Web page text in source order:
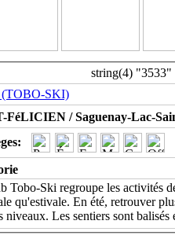
string(4) "3533"
SKI)
FéLICIEN / Saguenay-Lac-
Tobo-Ski regroupe les activités
qu'estivale. En été, retrouver
niveaux. Les sentiers sont